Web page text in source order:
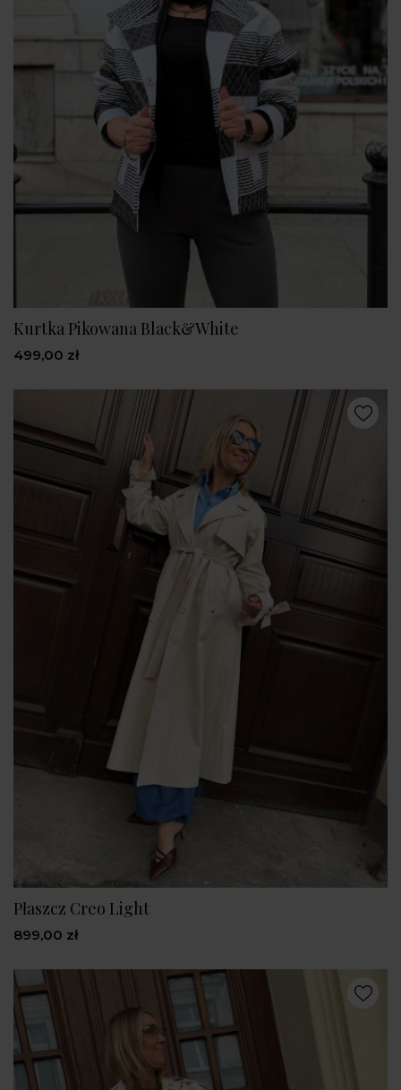
Kurtka Pikowana Black&White
499,00 zł
Płaszcz Creo Light
899,00 zł